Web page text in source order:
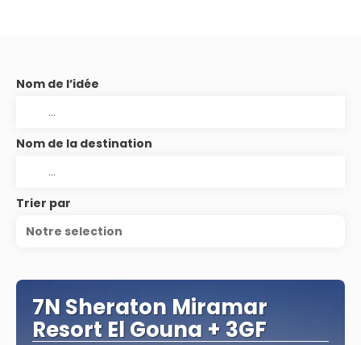
Nom de l’idée
Nom de la destination
Trier par
Notre selection
7N Sheraton Miramar
Resort El Gouna + 3GF